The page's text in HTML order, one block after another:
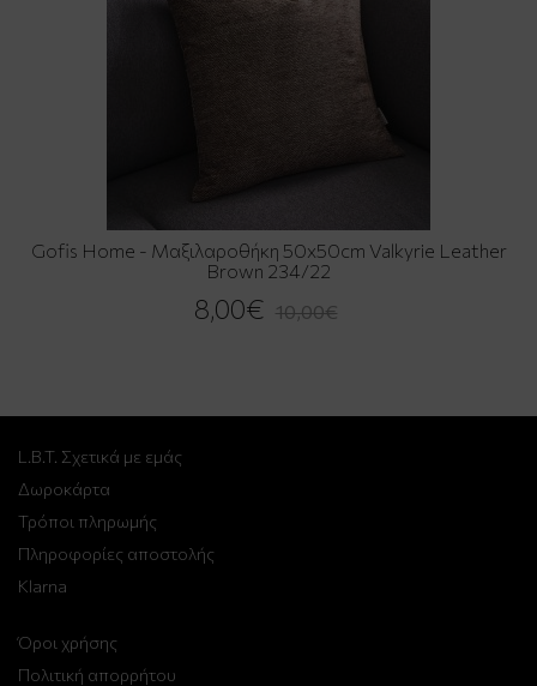
Gofis Home - Μαξιλαροθήκη 50x50cm Valkyrie Leather
Brown 234/22
8,00€ 10,00€
L.B.T. Σχετικά με εμάς
Δωροκάρτα
Τρόποι πληρωμής
Πληροφορίες αποστολής
Klarna
Όροι χρήσης
Πολιτική απορρήτου